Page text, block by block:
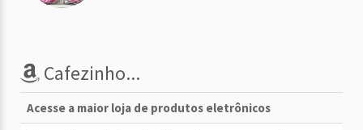
Cafezinho...
Acesse a maior loja de produtos eletrônicos